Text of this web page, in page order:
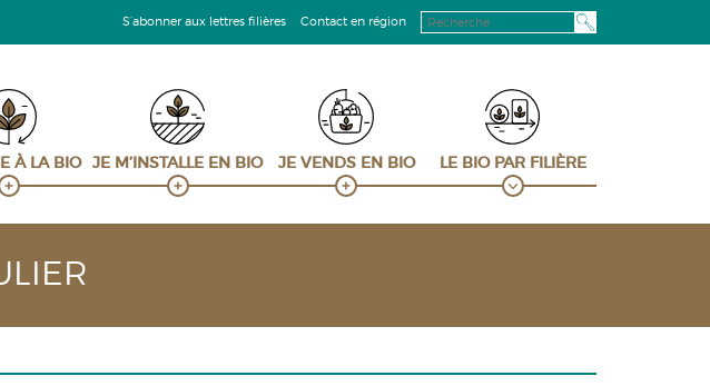
S’abonner aux lettres filières Contact en région
À LA BIO JE M’INSTALLE EN BIO JE VENDS EN BIO LE BIO PAR FILIÈRE